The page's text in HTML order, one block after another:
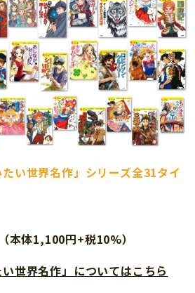
たい世界名作」シリーズ全31タイ
本体1,100円+税10%）
い世界名作」についてはこちら